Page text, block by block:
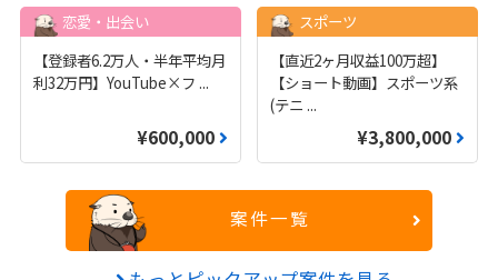
恋愛・出会い
【登録者6.2万人・半年平均月
利32万円】YouTube×フ ...
¥600,000
スポーツ
【直近2ヶ月収益100万超】
【ショート動画】スポーツ系
(テニ ...
¥3,800,000
案件一覧